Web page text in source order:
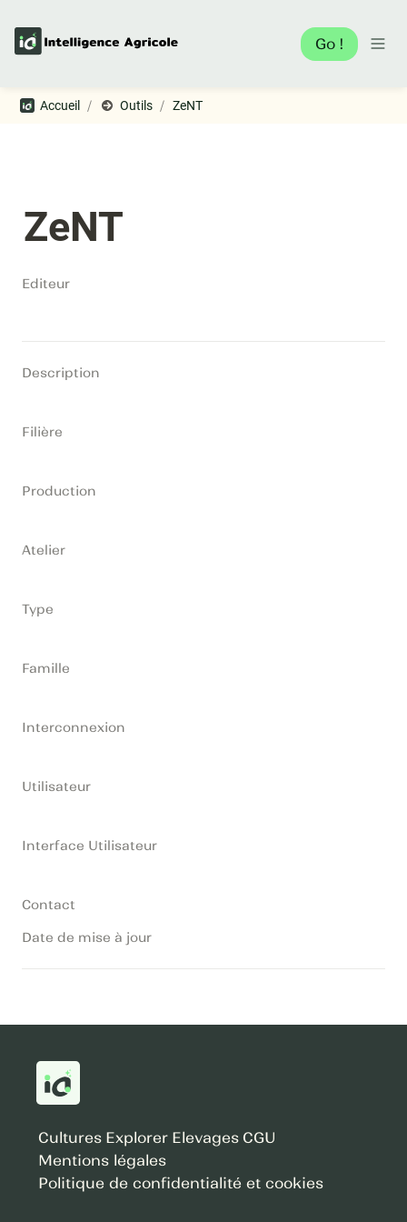
Go !
Accueil / Outils / ZeNT
ZeNT
Editeur
Description
Filière
Production
Atelier
Type
Famille
Interconnexion
Utilisateur
Interface Utilisateur
Contact
Date de mise à jour
Cultures Explorer Elevages CGU
Mentions légales
Politique de confidentialité et cookies